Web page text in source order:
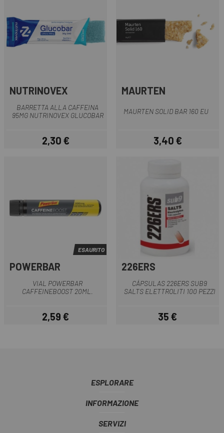
NUTRINOVEX
BARRETTA ALLA CAFFEINA
95MG NUTRINOVEX GLUCOBAR
Prezzo
2,30 €
MAURTEN
MAURTEN SOLID BAR 160 EU
Prezzo
3,40 €
ESAURITO
POWERBAR
VIAL POWERBAR
CAFFEINEBOOST 20ML.
Prezzo
2,59 €
226ERS
CÁPSULAS 226ERS SUB9
SALTS ELETTROLITI 100 PEZZI
Prezzo
35 €
ESPLORARE
INFORMAZIONE
SERVIZI